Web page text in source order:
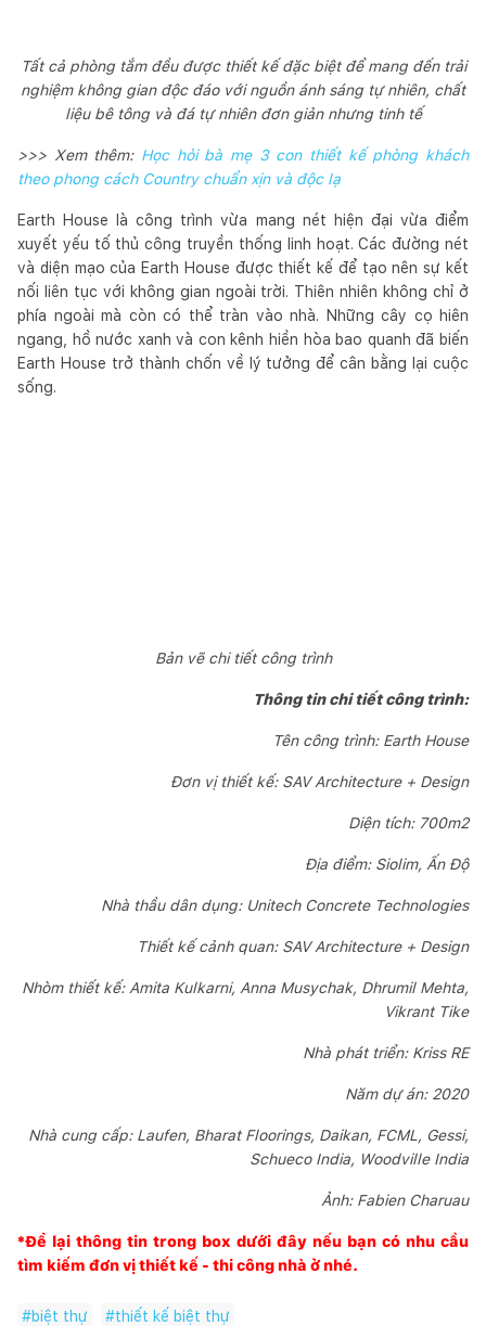
Tất cả phòng tắm đều được thiết kế đặc biệt để mang đến trải
nghiệm không gian độc đáo với nguồn ánh sáng tự nhiên, chất
liệu bê tông và đá tự nhiên đơn giản nhưng tinh tế
>>> Xem thêm: Học hỏi bà mẹ 3 con thiết kế phòng khách
theo phong cách Country chuẩn xịn và độc lạ
Earth House là công trình vừa mang nét hiện đại vừa điểm
xuyết yếu tố thủ công truyền thống linh hoạt. Các đường nét
và diện mạo của Earth House được thiết kế để tạo nên sự kết
nối liên tục với không gian ngoài trời. Thiên nhiên không chỉ ở
phía ngoài mà còn có thể tràn vào nhà. Những cây cọ hiên
ngang, hồ nước xanh và con kênh hiền hòa bao quanh đã biến
Earth House trở thành chốn về lý tưởng để cân bằng lại cuộc
sống.
Bản vẽ chi tiết công trình
Thông tin chi tiết công trình:
Tên công trình: Earth House
Đơn vị thiết kế: SAV Architecture + Design
Diện tích: 700m2
Địa điểm: Siolim, Ấn Độ
Nhà thầu dân dụng: Unitech Concrete Technologies
Thiết kế cảnh quan: SAV Architecture + Design
Nhòm thiết kế: Amita Kulkarni, Anna Musychak, Dhrumil Mehta,
Vikrant Tike
Nhà phát triển: Kriss RE
Năm dự án: 2020
Nhà cung cấp: Laufen, Bharat Floorings, Daikan, FCML, Gessi,
Schueco India, Woodville India
Ảnh: Fabien Charuau
*Để lại thông tin trong box dưới đây nếu bạn có nhu cầu
tìm kiếm đơn vị thiết kế - thi công nhà ở nhé.
#biệt thự #thiết kế biệt thự